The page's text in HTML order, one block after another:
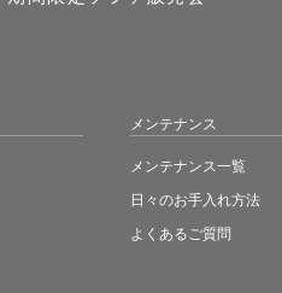
メンテナンス
メンテナンス一覧
日々のお手入れ方法
よくあるご質問